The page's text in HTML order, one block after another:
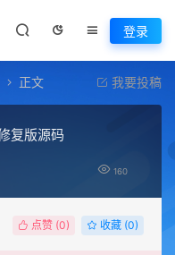
登录
正文 我要投稿
复版源码
160
点赞 (0) 收藏 (0)